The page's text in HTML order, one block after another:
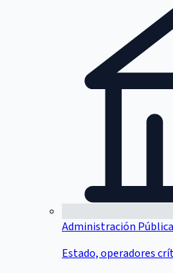
Administración Pública
Estado, operadores